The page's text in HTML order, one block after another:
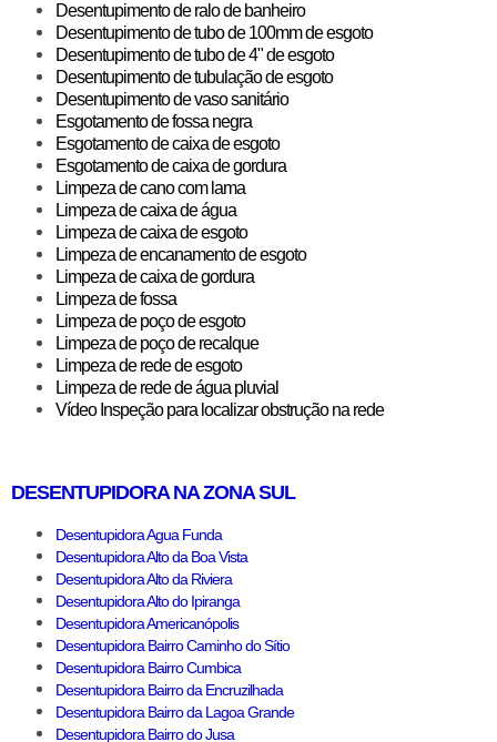
Desentupimento de ralo de banheiro
Desentupimento de tubo de 100mm de esgoto
Desentupimento de tubo de 4" de esgoto
Desentupimento de tubulação de esgoto
Desentupimento de vaso sanitário
Esgotamento de fossa negra
Esgotamento de caixa de esgoto
Esgotamento de caixa de gordura
Limpeza de cano com lama
Limpeza de caixa de água
Limpeza de caixa de esgoto
Limpeza de encanamento de esgoto
Limpeza de caixa de gordura
Limpeza de fossa
Limpeza de poço de esgoto
Limpeza de poço de recalque
Limpeza de rede de esgoto
Limpeza de rede de água pluvial
Vídeo Inspeção para localizar obstrução na rede
DESENTUPIDORA NA ZONA SUL
Desentupidora Agua Funda
Desentupidora Alto da Boa Vista
Desentupidora Alto da Riviera
Desentupidora Alto do Ipiranga
Desentupidora Americanópolis
Desentupidora Bairro Caminho do Sítio
Desentupidora Bairro Cumbica
Desentupidora Bairro da Encruzilhada
Desentupidora Bairro da Lagoa Grande
Desentupidora Bairro do Jusa